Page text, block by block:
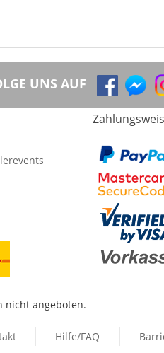
UNS AUF
nicht angeboten.
Hilfe/FAQ